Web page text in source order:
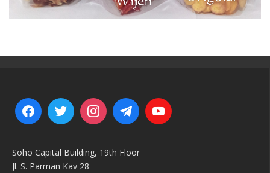
Soho Capital Building, 19th Floor
Jl. S. Parman Kav 28